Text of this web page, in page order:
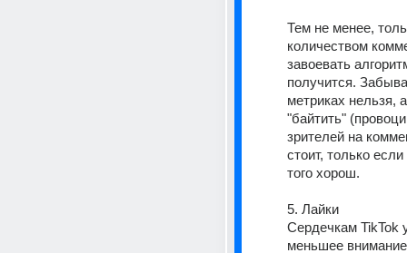
Тем не менее,
количеством
завоевать
получится.
метриках нельзя,
"байтить"
зрителей на
стоит, только
того хорош.
5. Лайки
Сердечкам TikTok
меньшее